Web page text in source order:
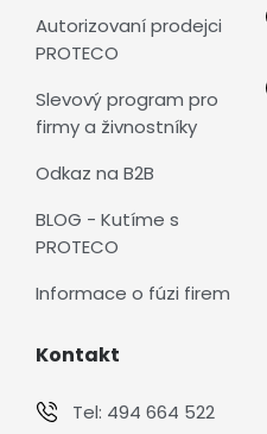
Autorizovaní prodejci
PROTECO
Slevový program pro
firmy a živnostníky
Odkaz na B2B
BLOG - Kutíme s
PROTECO
Informace o fúzi firem
Kontakt
Tel: 494 664 522